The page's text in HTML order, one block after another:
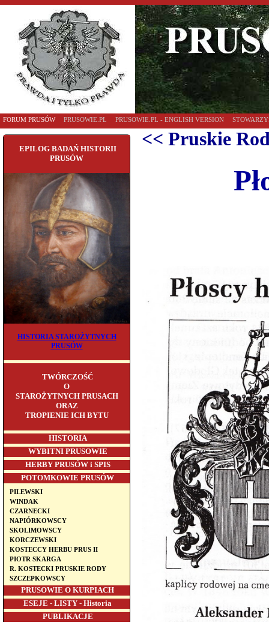
FORUM PRUSÓW PRUSOWIE.PL PRUSOWIE.PL - ENGLISH VERSION
EPILOG BADAŃ HISTORII
PRUSÓW
HISTORIA STAROŻYTNYCH
PRUSÓW
TWÓRCZOŚĆ
O
STAROŻYTNYCH PRUSACH
ORAZ
TROPIENIE ICH BYTU
HISTORIA
WYBITNI PRUSOWIE
HERBY PRUSÓW i SPIS
POTOMKOWIE PRUSÓW
PILEWSKI
WINDAK
CZARNECKI
NAPIÓRKOWSCY
SKOLIMOWSCY
KORCZEWSKI
KOSTECCY HERBU PRUS II
PIOTR SKARGA
R. KOSTECKI PRUSKIE RODY
SZCZEPKOWSCY
PRUSOWIE O KURPIACH
ESEJE - LISTY - Historia
PUBLIKACJE
<< Pruskie